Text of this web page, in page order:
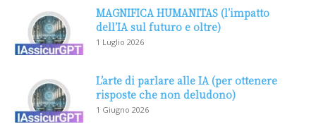
MAGNIFICA HUMANITAS (l’impatto
dell’IA sul futuro e oltre)
1 Luglio 2026
L’arte di parlare alle IA (per ottenere
risposte che non deludono)
1 Giugno 2026